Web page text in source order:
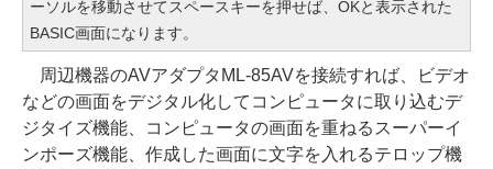
ーソルを移動させてスペースキーを押せば、OKと表示された
BASIC画面になります。
周辺機器のAVアダプタML-85AVを接続すれば、ビデオ
などの画面をデジタル化してコンピュータに取り込むデ
ジタイズ機能、コンピュータの画面を重ねるスーパーイ
ンポーズ機能、作成した画面に文字を入れるテロップ機